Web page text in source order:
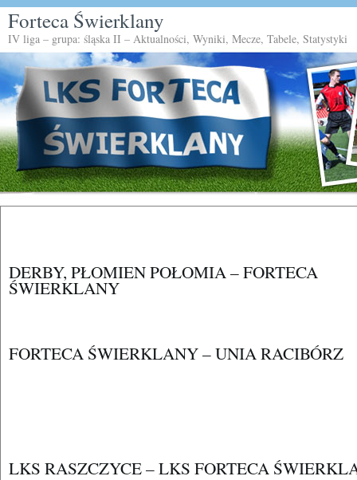
Forteca Świerklany
IV liga – grupa: śląska II – Aktualności, Wyniki, Mecze, Tabele, Statystyki
DERBY, PŁOMIEN POŁOMIA – FORTECA
ŚWIERKLANY
FORTECA ŚWIERKLANY – UNIA RACIBÓRZ
LKS RASZCZYCE – LKS FORTECA